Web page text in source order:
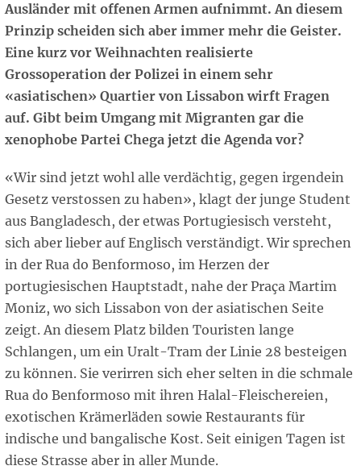
Ausländer mit offenen Armen aufnimmt. An diesem
Prinzip scheiden sich aber immer mehr die Geister.
Eine kurz vor Weihnachten realisierte
Grossoperation der Polizei in einem sehr
«asiatischen» Quartier von Lissabon wirft Fragen
auf. Gibt beim Umgang mit Migranten gar die
xenophobe Partei Chega jetzt die Agenda vor?
«Wir sind jetzt wohl alle verdächtig, gegen irgendein
Gesetz verstossen zu haben», klagt der junge Student
aus Bangladesch, der etwas Portugiesisch versteht,
sich aber lieber auf Englisch verständigt. Wir sprechen
in der Rua do Benformoso, im Herzen der
portugiesischen Hauptstadt, nahe der Praça Martim
Moniz, wo sich Lissabon von der asiatischen Seite
zeigt. An diesem Platz bilden Touristen lange
Schlangen, um ein Uralt-Tram der Linie 28 besteigen
zu können. Sie verirren sich eher selten in die schmale
Rua do Benformoso mit ihren Halal-Fleischereien,
exotischen Krämerläden sowie Restaurants für
indische und bangalische Kost. Seit einigen Tagen ist
diese Strasse aber in aller Munde.